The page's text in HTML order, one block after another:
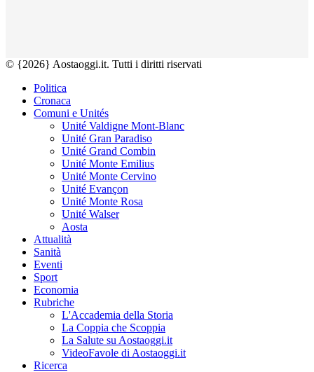
© {2026} Aostaoggi.it. Tutti i diritti riservati
Politica
Cronaca
Comuni e Unités
Unité Valdigne Mont-Blanc
Unité Gran Paradiso
Unité Grand Combin
Unité Monte Emilius
Unité Monte Cervino
Unité Evançon
Unité Monte Rosa
Unité Walser
Aosta
Attualità
Sanità
Eventi
Sport
Economia
Rubriche
L'Accademia della Storia
La Coppia che Scoppia
La Salute su Aostaoggi.it
VideoFavole di Aostaoggi.it
Ricerca